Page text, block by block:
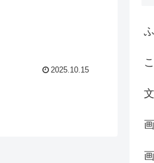
2025.10.15